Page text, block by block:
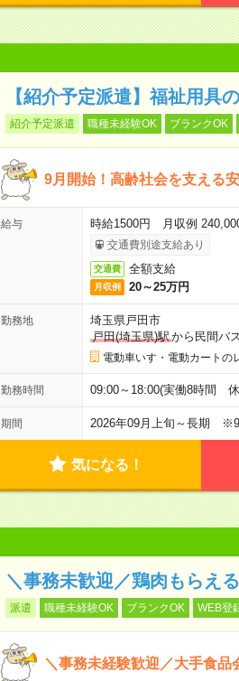
【紹介予定派遣】福祉用具
紹介予定派遣 職種未経験OK ブランクOK
9月開始！高齢社会を支える
給与 時給1500円 月収例
交通費別途支給あり
交通費 全額支給
月収例 20～25万円
勤務地
埼玉県戸田市
戸田(埼玉県)駅から民間バ
電動車いす・電動カートの
勤務時間 09:00～18:00(実働8時間
期間 2026年09月上旬～長期 ※9
気になる！
＼事務未歓迎／鶏肉もらえ
派遣 職種未経験OK ブランクOK WEB登
＼事務未経験歓迎／大手食品